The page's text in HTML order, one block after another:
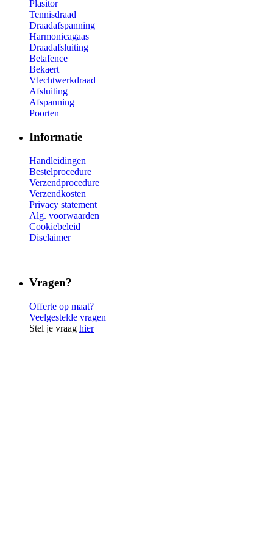
Plasitor
Tennisdraad
Draadafspanning
Harmonicagaas
Draadafsluiting
Betafence
Bekaert
Vlechtwerkdraad
Afsluiting
Afspanning
Poorten
Informatie
Handleidingen
Bestelprocedure
Verzendprocedure
Verzendkosten
Privacy statement
Alg. voorwaarden
Cookiebeleid
Disclaimer
Vragen?
Offerte op maat?
Veelgestelde vragen
Stel je vraag hier